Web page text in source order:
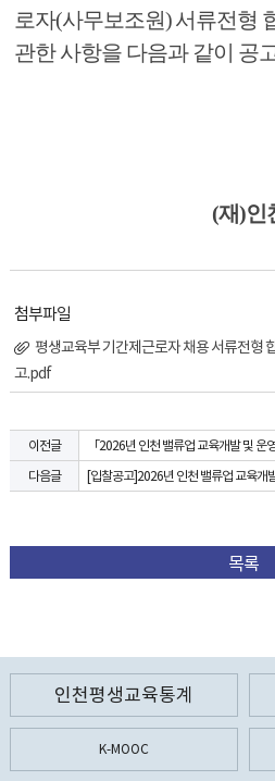
로자(사무보조원)서류전형
관한 사항을 다음과 같이 공
(재)인
첨부파일
평생교육부 기간제근로자 채용 서류전형
고.pdf
이전글
다음글
[입찰공고]2026년 인천 밸류업 교육개
목록
인천평생교육통계
K-MOOC